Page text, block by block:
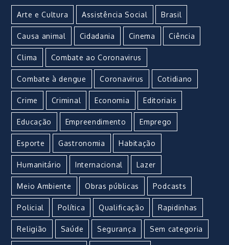
Arte e Cultura Assistência Social Brasil
Causa animal Cidadania Cinema Ciência
Clima Combate ao Coronavirus
Combate à dengue Coronavirus Cotidiano
Crime Criminal Economia Editoriais
Educação Empreendimento Emprego
Esporte Gastronomia Habitação
Humanitário Internacional Lazer
Meio Ambiente Obras públicas Podcasts
Policial Política Qualificação Rapidinhas
Religião Saúde Segurança Sem categoria